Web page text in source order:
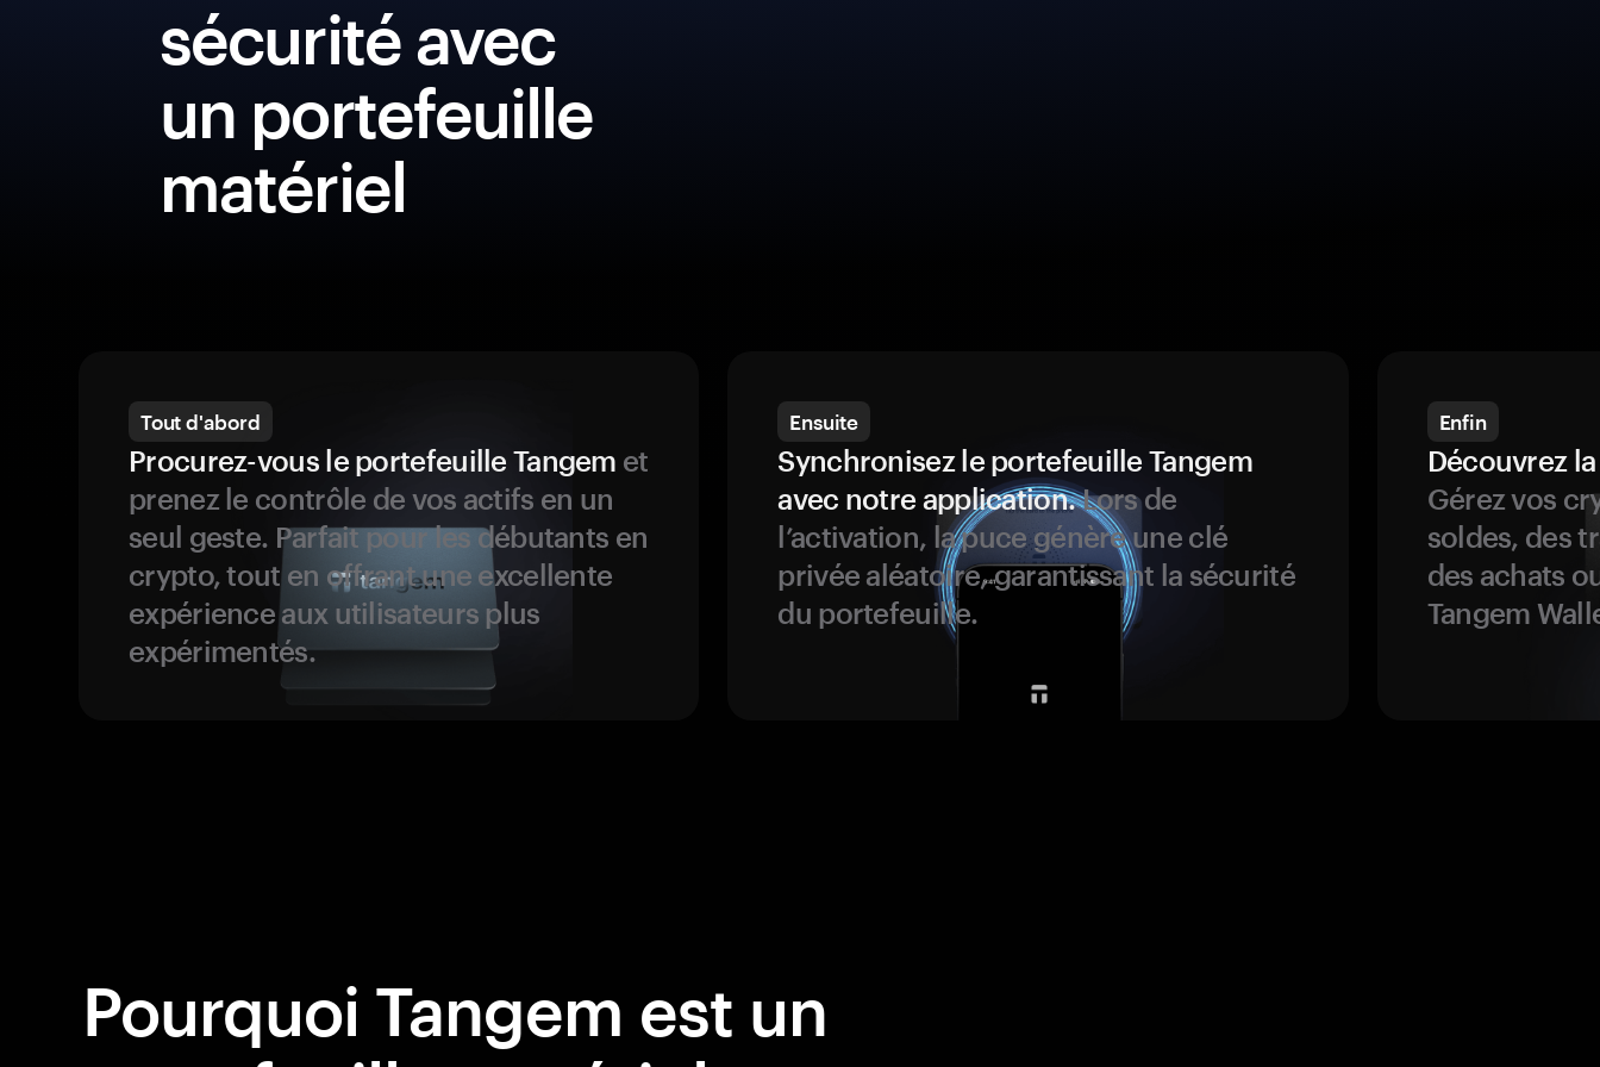
sécurité avec
un portefeuille
matériel
Tout d'abord
Procurez-vous le portefeuille Tangem et
prenez le contrôle de vos actifs en un
seul geste. Parfait pour les débutants en
crypto, tout en offrant une excellente
expérience aux utilisateurs plus
expérimentés.
Ensuite
Synchronisez le portefeuille Tangem
avec notre application.Lors de
l’activation, la puce génère une clé
privée aléatoire, garantissant la sécurité
du portefeuille.
Enfin
Découvrez
Gérez vos
soldes, des
des achats
Tangem
Pourquoi Tangem est un